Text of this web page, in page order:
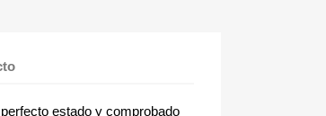
estado y comprobado